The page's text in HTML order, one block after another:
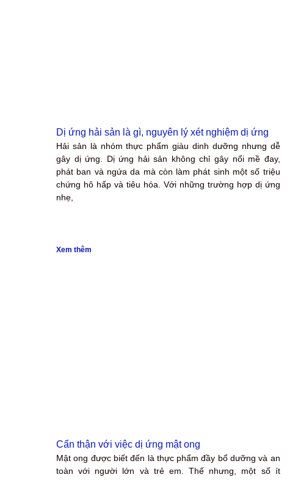
Dị ứng hải sản là gì, nguyên lý xét nghiệm dị ứng
Hải sản là nhóm thực phẩm giàu dinh dưỡng nhưng dễ
gây dị ứng. Dị ứng hải sản không chỉ gây nổi mề đay,
phát ban và ngứa da mà còn làm phát sinh một số triệu
chứng hô hấp và tiêu hóa. Với những trường hợp dị ứng
nhẹ,
Xem thêm
Cẩn thận với việc dị ứng mật ong
Mật ong được biết đến là thực phẩm đầy bổ dưỡng và an
toàn với người lớn và trẻ em. Thế nhưng, một số ít